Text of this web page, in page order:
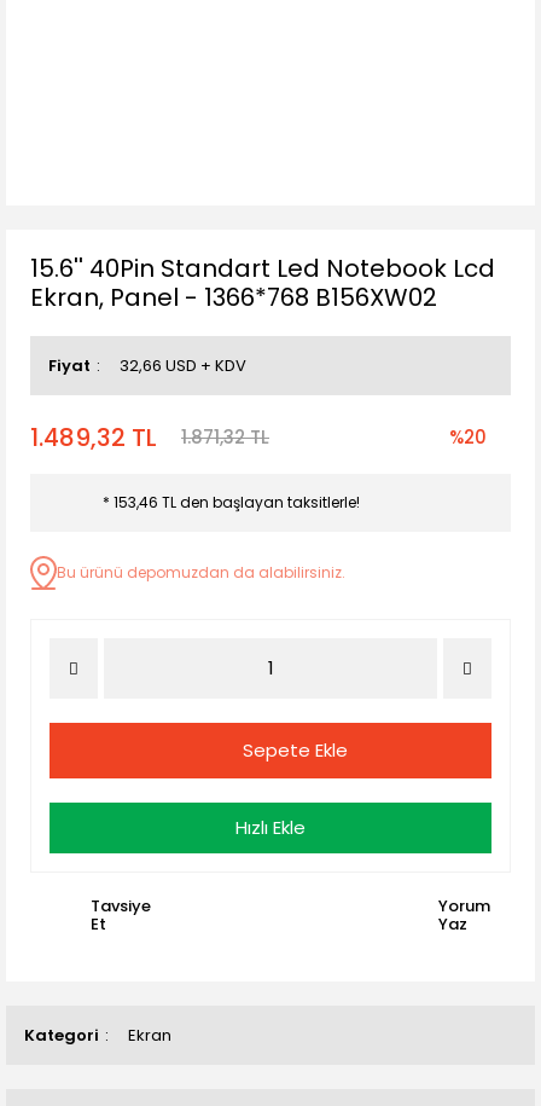
Kategori Ekran
15.6'' 40Pin Standart Led Notebook Lcd
Ekran, Panel - 1366*768 B156XW02
Fiyat 32,66 USD + KDV
1.489,32 TL 1.871,32 TL %20
* 153,46 TL den başlayan taksitlerle!
Bu ürünü depomuzdan da alabilirsiniz.
Sepete Ekle
Hızlı Ekle
Tavsiye
Et
Yorum
Yaz